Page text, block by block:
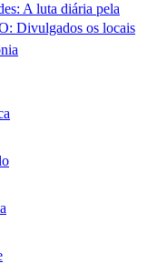
A luta diária pela
Divulgados os locais